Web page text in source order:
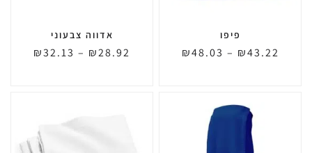
פיפו
₪43.22
–
₪48.03
אדווה צבעוני
₪28.92
–
₪32.13